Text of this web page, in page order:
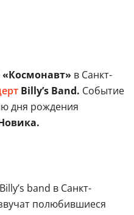
«Космонавт» в Санкт-
Billy’s Band. Событие
дня рождения
band в Санкт-
полюбившиеся